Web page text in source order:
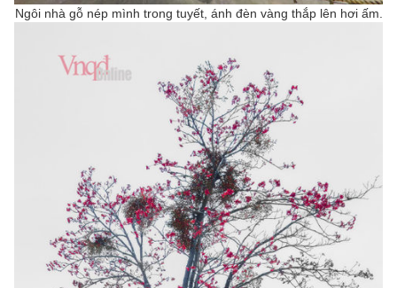
Ngôi nhà gỗ nép mình trong tuyết, ánh đèn vàng thắp lên hơi ấm.